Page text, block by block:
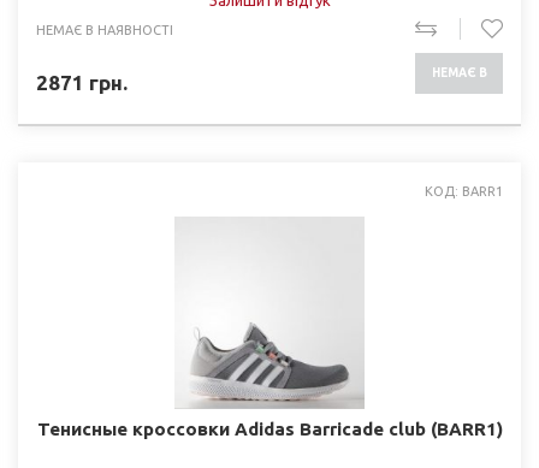
НЕМАЄ В НАЯВНОСТІ
2871 грн. НЕМАЄ В
КОД: BARR1
Тенисные кроссовки Adidas Barricade club (BARR1)